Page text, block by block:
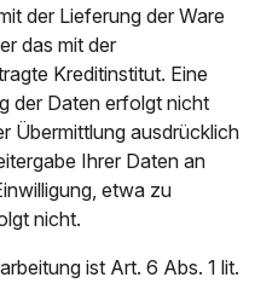
der Lieferung der Ware
das mit der
Kreditinstitut. Eine
der Daten erfolgt nicht
Übermittlung ausdrücklich
Ihrer Daten an
etwa zu
nicht.
ist Art. 6 Abs. 1 lit.